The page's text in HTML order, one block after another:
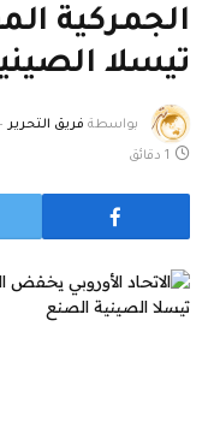
الجمركية
تيسلا
بواسطة فريق التحرير
1 دقائق